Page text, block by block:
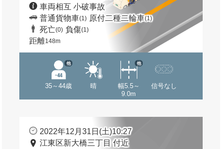
車両相互 小破事故
普通貨物車(1) 原付二種二輪車(1)
死亡(0) 負傷(1)
距離148m
35～44歳
他
晴
幅5.5～
9.0m
他
信号なし
2022年12月31日(土)10:27
江東区新大橋三丁目 付近